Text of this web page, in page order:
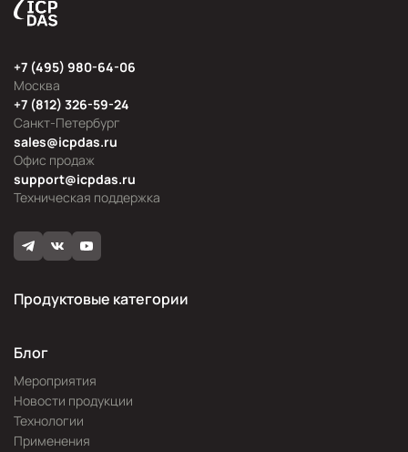
Москва
+7 (495) 980-64-06
Офис продаж
sales@icpdas.ru
Санкт-Петербург
+7 (812) 326-59-24
Техническая поддержка
support@icpdas.ru
Продуктовые категории
Блог
Мероприятия
Новости продукции
Технологии
Применения